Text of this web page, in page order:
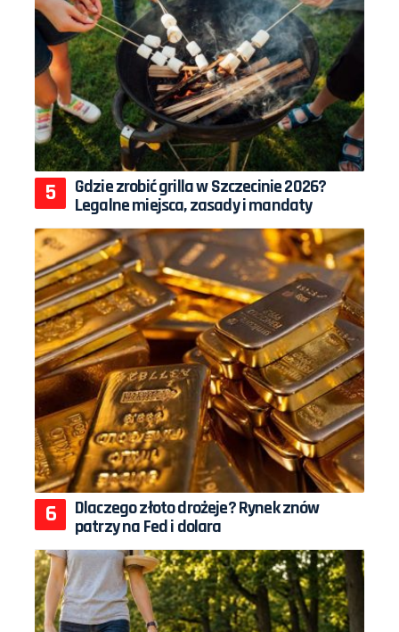
Gdzie zrobić grilla w Szczecinie 2026?
Legalne miejsca, zasady i mandaty
Dlaczego złoto drożeje? Rynek znów
patrzy na Fed i dolara